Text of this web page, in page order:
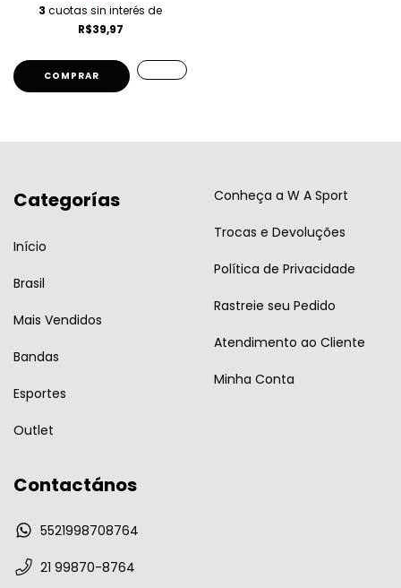
3 cuotas sin interés de
R$39,97
COMPRAR
Categorías
Início
Brasil
Mais Vendidos
Bandas
Esportes
Outlet
Conheça a W A Sport
Trocas e Devoluções
Política de Privacidade
Rastreie seu Pedido
Atendimento ao Cliente
Minha Conta
Contactános
5521998708764
21 99870-8764